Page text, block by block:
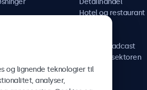
Detailhandel
Hotel og restaurant
AV og broadcast
Sundhedssektoren
og lignende teknologier til
analyser,